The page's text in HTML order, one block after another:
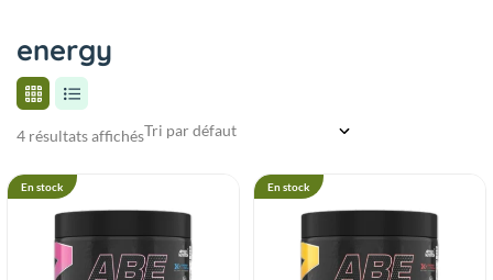
energy
4 résultats affichés
En stock En stock